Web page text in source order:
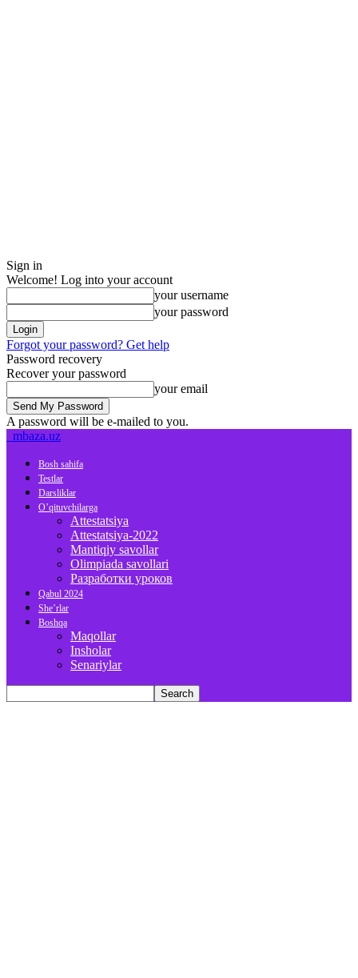
Sign in
Welcome! Log into your account
your username
your password
Forgot your password? Get help
Password recovery
Recover your password
your email
A password will be e-mailed to you.
mbaza.uz
Bosh sahifa
Testlar
Darsliklar
O’qituvchilarga
Attestatsiya
Attestatsiya-2022
Mantiqiy savollar
Olimpiada savollari
Разработки уроков
Qabul 2024
She’rlar
Boshqa
Maqollar
Insholar
Senariylar